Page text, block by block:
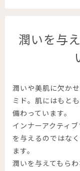
潤いを与
潤いや美肌に欠か
ミド。肌にはもと
備わっています。
インナーアクティ
を与えるのではな
ます。
潤いを与えてもら